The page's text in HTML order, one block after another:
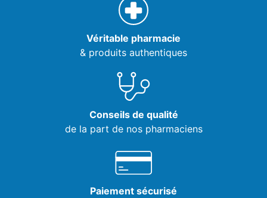
Véritable pharmacie
& produits authentiques
Conseils de qualité
de la part de nos pharmaciens
Paiement sécurisé